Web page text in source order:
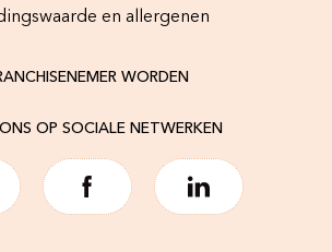
en allergenen
WORDEN
OP SOCIALE NETWERKEN